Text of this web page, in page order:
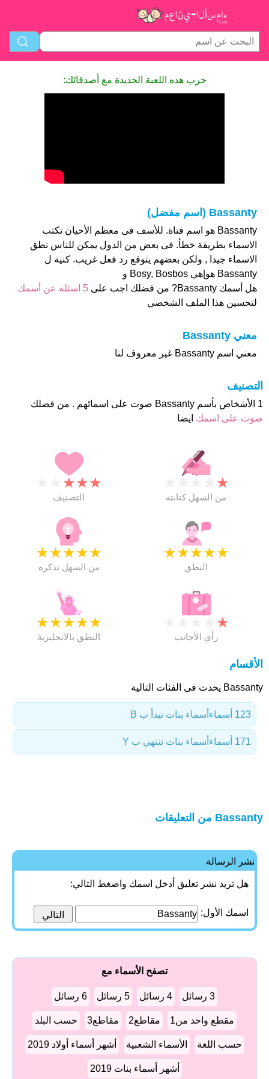
جرب هذه اللعبة الجديدة مع أصدقائك:
Bassanty (اسم مفضل)
Bassanty هو اسم فتاة. للأسف فى معظم الأحيان تكتب
الاسماء بطريقة خطأ. فى بعض من الدول يمكن للناس نطق
الاسماء جيدا , ولكن بعضهم يتوقع رد فعل غريب. كنية ل
Bassanty هو|هي Bosy, Bosbos و
هل أسمك Bassanty? من فضلك اجب على
5 اسئلة عن أسمك
لتحسين هذا الملف الشخصي
معني Bassanty
معني اسم Bassanty غير معروف لنا
التصنيف
1 الأشخاص بأسم Bassanty صوت على اسمائهم . من فضلك
صوت على اسمك ايضا
★
★
★
التصنيف
★
من السهل كتابته
★
★
★
★
★
من السهل تذكره
★
★
★
★
★
النطق
★
★
★
★
★
النطق بالانجليزية
★
رأي الأجانب
الأقسام
Bassanty يحدث فى الفئات التالية
أسماء بنات تبدأ ب B 123 أسماء
أسماء بنات تنتهي ب Y 171 أسماء
Bassanty من التعليقات
نشر الرسالة
هل تريد نشر تعليق أدخل اسمك واضغط التالي:
اسمك الأول:
تصفح الأسماء مع
3 رسائل 4 رسائل 5 رسائل 6 رسائل
مقطع واحد من1 مقاطع2 مقاطع3 حسب البلد
حسب اللغة الأسماء الشعبية أشهر أسماء أولاد 2019
أشهر أسماء بنات 2019